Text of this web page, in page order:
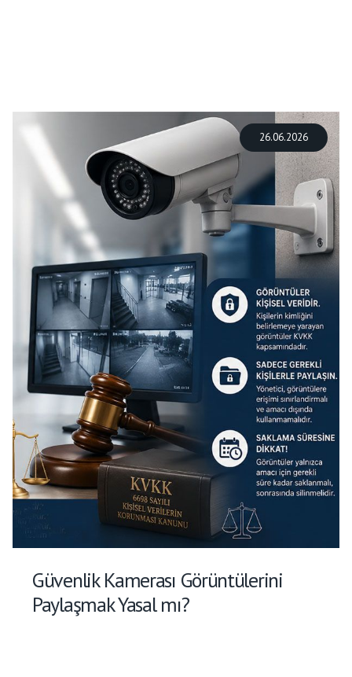
26.06.2026
Güvenlik Kamerası Görüntülerini
Paylaşmak Yasal mı?